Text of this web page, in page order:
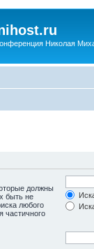
Николая
должны
быть не
любого
частичного